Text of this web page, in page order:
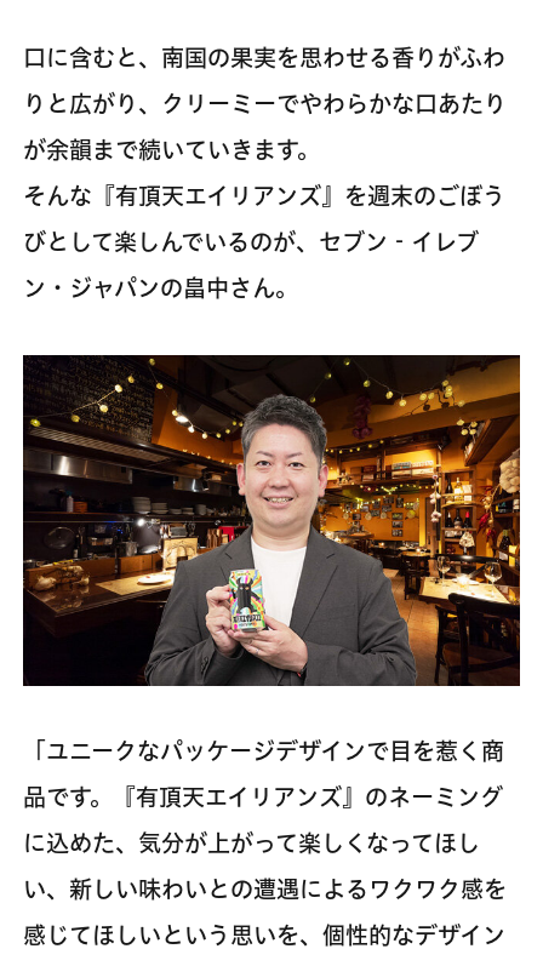
口に含むと、南国の果実を思わせる香りがふわ
りと広がり、クリーミーでやわらかな口あたり
が余韻まで続いていきます。
そんな『有頂天エイリアンズ』を週末のごぼう
びとして楽しんでいるのが、セブン‐イレブ
ン・ジャパンの畠中さん。
「ユニークなパッケージデザインで目を惹く商
品です。『有頂天エイリアンズ』のネーミング
に込めた、気分が上がって楽しくなってほし
い、新しい味わいとの遭遇によるワクワク感を
感じてほしいという思いを、個性的なデザイン